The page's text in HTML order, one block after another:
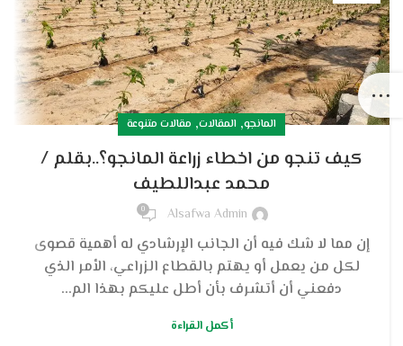
المانجو, المقالات, مقالات متنوعة
كيف تنجو من اخطاء زراعة المانجو؟..بقلم /
محمد عبداللطيف
Alsafwa Admin
0
إن مما لا شك فيه أن الجانب الإرشادي له أهمية قصوى
لكل من يعمل أو يهتم بالقطاع الزراعي، الأمر الذي
دفعني أن أتشرف بأن أطل عليكم بهذا الم...
أكمل القراءة